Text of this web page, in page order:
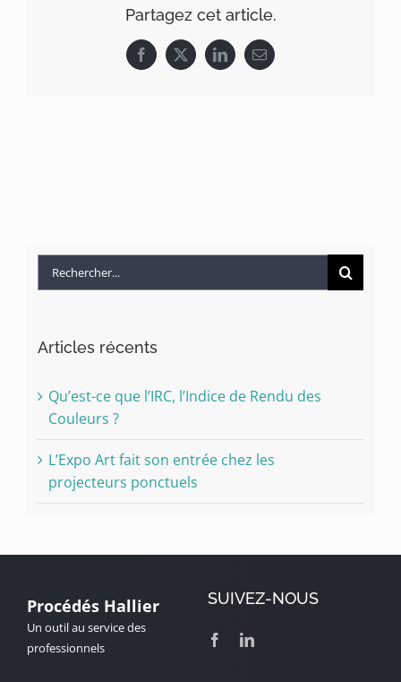
Partagez cet article.
Facebook
X LinkedInEmail
Rechercher:
Articles récents
Qu’est-ce que l’IRC, l’Indice de Rendu des
Couleurs ?
L’Expo Art fait son entrée chez les
projecteurs ponctuels
Procédés Hallier
Un outil au service des
professionnels
SUIVEZ-NOUS